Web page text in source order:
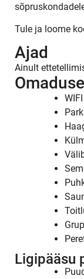
Tule ja loome
Ajad
Ainult
WIFI
Ligipääsu